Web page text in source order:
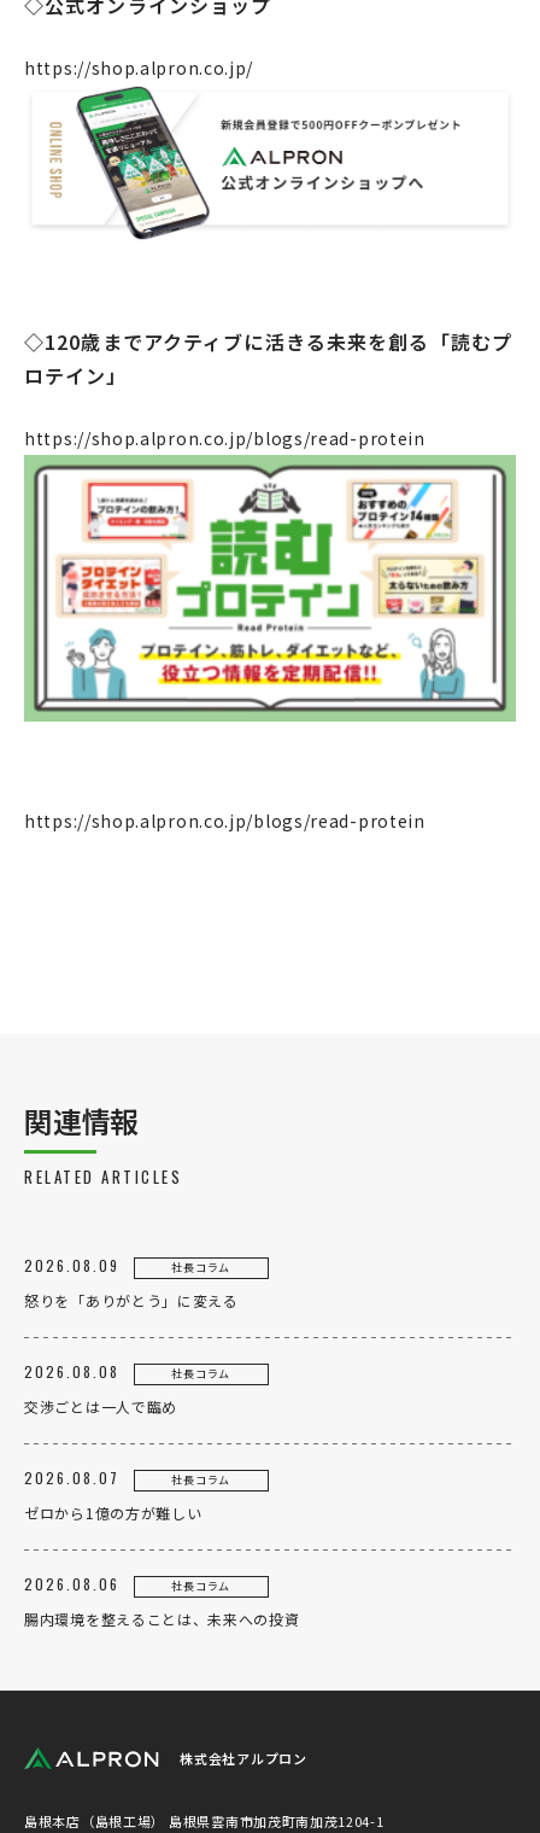
企業情報
製造・工場
社会課題への取り組み
法人のお客様
お問い合わせ
個人のお客様 法人のお客様
https://shop.alpron.co.jp/
◇120歳までアクティブに活きる未来を創る「読むプ
ロテイン」
https://shop.alpron.co.jp/blogs/read-protein
https://shop.alpron.co.jp/blogs/read-protein
関連情報
RELATED ARTICLES
2026.08.09 社長コラム
怒りを「ありがとう」に変える
2026.08.08 社長コラム
交渉ごとは一人で臨め
2026.08.07 社長コラム
ゼロから1億の方が難しい
2026.08.06 社長コラム
腸内環境を整えることは、未来への投資
株式会社アルプロン
島根本店（島根工場）
島根県雲南市加茂町南加茂1204-1